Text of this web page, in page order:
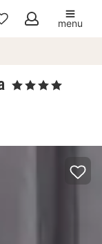
Mijn
menu
, 4 Sterren